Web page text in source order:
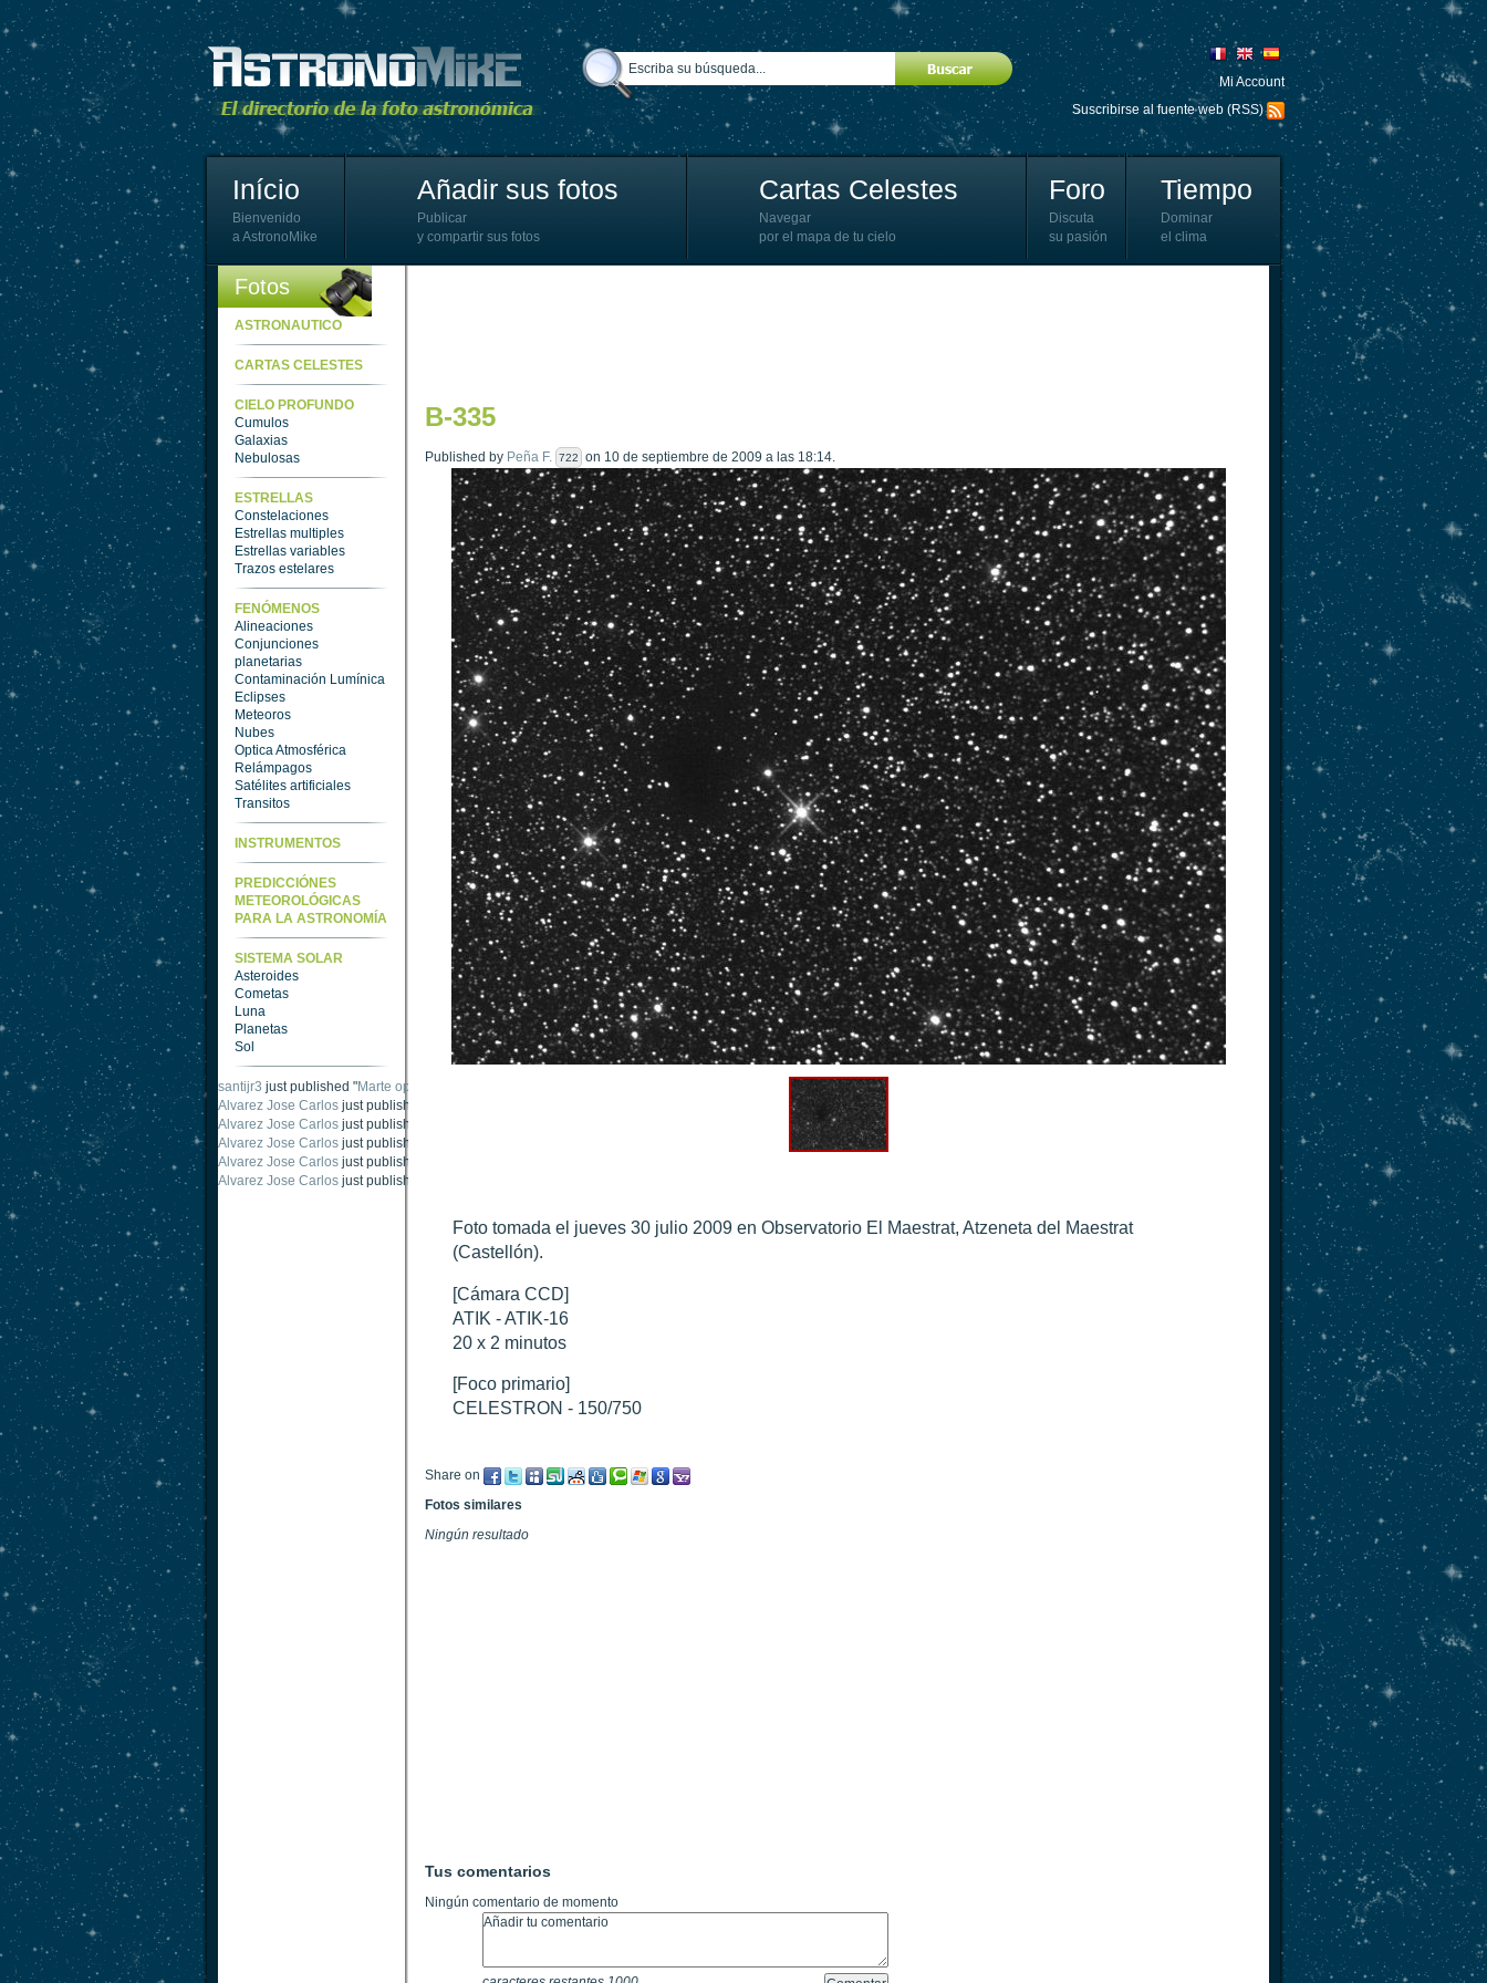
Mi Account
Suscribirse al fuente web (RSS)
Início
Bienvenido
a AstronoMike
Añadir sus fotos
Publicar
y compartir sus fotos
Cartas Celestes
Navegar
por el mapa de tu cielo
Foro
Discuta
su pasión
Tiempo
Dominar
el clima
Fotos
ASTRONAUTICO
CARTAS CELESTES
CIELO PROFUNDO
Cumulos
Galaxias
Nebulosas
ESTRELLAS
Constelaciones
Estrellas multiples
Estrellas variables
Trazos estelares
FENÓMENOS
Alineaciones
Conjunciones
planetarias
Contaminación Lumínica
Eclipses
Meteoros
Nubes
Optica Atmosférica
Relámpagos
Satélites artificiales
Transitos
INSTRUMENTOS
PREDICCIÓNES
METEOROLÓGICAS
PARA LA ASTRONOMÍA
SISTEMA SOLAR
Asteroides
Cometas
Luna
Planetas
Sol
santijr3 just published "Marte oposición 2020
Alvarez Jose Carlos just published "
Alvarez Jose Carlos just published "
Alvarez Jose Carlos just published "
Alvarez Jose Carlos just published "
Alvarez Jose Carlos just published "
B-335
Published by Peña F. 722 on 10 de septiembre de 2009 a las 18:14.
Foto tomada el jueves 30 julio 2009 en Observatorio El Maestrat, Atzeneta del Maestrat
(Castellón).
[Cámara CCD]
ATIK - ATIK-16
20 x 2 minutos
[Foco primario]
CELESTRON - 150/750
Share on
Fotos similares
Ningún resultado
Tus comentarios
Ningún comentario de momento